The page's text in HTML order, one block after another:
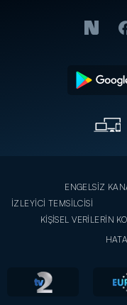
ENGELSİZ
İZLEYİCİ TEMSİLCİSİ
KİŞİSEL VERİLERİN